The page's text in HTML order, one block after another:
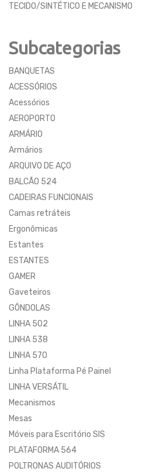
TECIDO/SINTÉTICO E MECANISMO
Subcategorias
BANQUETAS
ACESSÓRIOS
Acessórios
AEROPORTO
ARMÁRIO
Armários
ARQUIVO DE AÇO
BALCÃO 524
CADEIRAS FUNCIONAIS
Camas retráteis
Ergonômicas
Estantes
ESTANTES
GAMER
Gaveteiros
GÔNDOLAS
LINHA 502
LINHA 538
LINHA 570
Linha Plataforma Pé Painel
LINHA VERSÁTIL
Mecanismos
Mesas
Móveis para Escritório SIS
PLATAFORMA 564
POLTRONAS AUDITÓRIOS